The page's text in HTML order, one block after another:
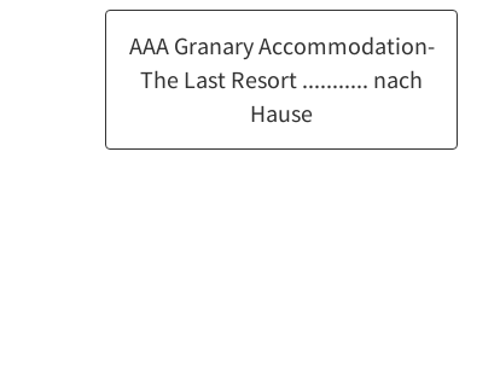
AAA Granary Accommodation-
The Last Resort ........... nach
Hause